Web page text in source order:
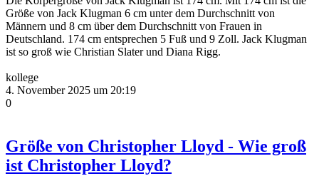
Größe von Jack Klugman 6 cm unter dem Durchschnitt von
Männern und 8 cm über dem Durchschnitt von Frauen in
Deutschland. 174 cm entsprechen 5 Fuß und 9 Zoll. Jack Klugman
ist so groß wie Christian Slater und Diana Rigg.
kollege
4. November 2025 um 20:19
0
Größe von Christopher Lloyd - Wie groß
ist Christopher Lloyd?